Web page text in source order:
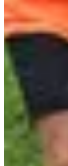
Fechas de inscripción
Aún sin comunicar
Más información